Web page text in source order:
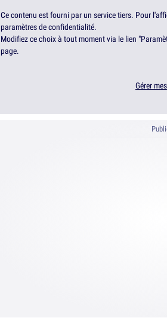
Ce contenu est fourni par un service tiers. Pour
paramètres de confidentialité.
Modifiez ce choix à tout moment via le lien
page.
Gérer